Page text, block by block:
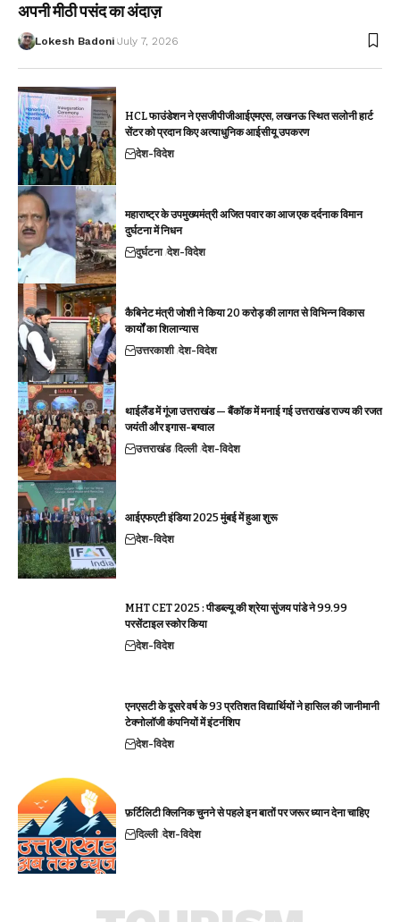
अपनी मीठी पसंद का अंदाज़
Lokesh Badoni July 7, 2026
HCL फाउंडेशन ने एसजीपीजीआईएमएस, लखनऊ स्थित सलोनी हार्ट
सेंटर को प्रदान किए अत्याधुनिक आईसीयू उपकरण
देश-विदेश
महाराष्ट्र के उपमुख्यमंत्री अजित पवार का आज एक दर्दनाक विमान
दुर्घटना में निधन
दुर्घटना देश-विदेश
कैबिनेट मंत्री जोशी ने किया 20 करोड़ की लागत से विभिन्न विकास
कार्यों का शिलान्यास
उत्तरकाशी देश-विदेश
थाईलैंड में गूंजा उत्तराखंड — बैंकॉक में मनाई गई उत्तराखंड राज्य की रजत
जयंती और इगास-बग्वाल
उत्तराखंड दिल्ली देश-विदेश
आईएफएटी इंडिया 2025 मुंबई में हुआ शुरू
देश-विदेश
MHT CET 2025 : पीडब्ल्यू की श्रेया सुंजय पांडे ने 99.99
परसेंटाइल स्कोर किया
देश-विदेश
एनएसटी के दूसरे वर्ष के 93 प्रतिशत विद्यार्थियों ने हासिल की जानीमानी
टेक्नोलॉजी कंपनियों में इंटर्नशिप
देश-विदेश
फ़र्टिलिटी क्लिनिक चुनने से पहले इन बातों पर जरूर ध्यान देना चाहिए
दिल्ली देश-विदेश